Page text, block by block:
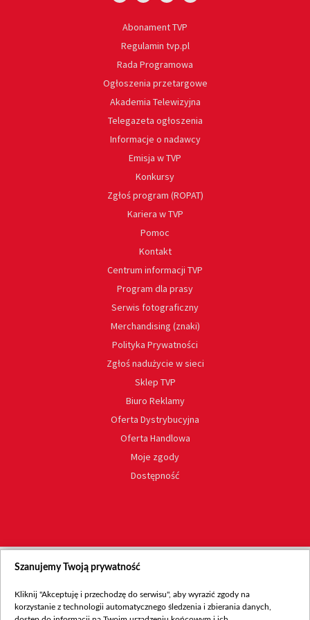
Abonament TVP
Regulamin tvp.pl
Rada Programowa
Ogłoszenia przetargowe
Akademia Telewizyjna
Telegazeta ogłoszenia
Informacje o nadawcy
Emisja w TVP
Konkursy
Zgłoś program (ROPAT)
Kariera w TVP
Pomoc
Kontakt
Centrum informacji TVP
Program dla prasy
Serwis fotograficzny
Merchandising (znaki)
Polityka Prywatności
Zgłoś nadużycie w sieci
Sklep TVP
Biuro Reklamy
Oferta Dystrybucyjna
Oferta Handlowa
Moje zgody
Dostępność
Szanujemy Twoją prywatność
Kliknij "Akceptuję i przechodzę do serwisu", aby wyrazić zgody na
korzystanie z technologii automatycznego śledzenia i zbierania danych,